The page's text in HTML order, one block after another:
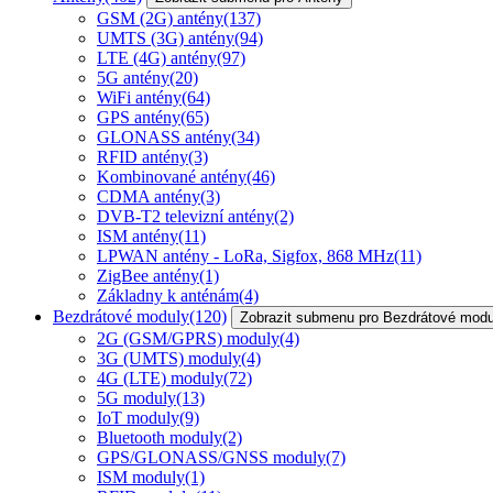
GSM (2G) antény(137)
UMTS (3G) antény(94)
LTE (4G) antény(97)
5G antény(20)
WiFi antény(64)
GPS antény(65)
GLONASS antény(34)
RFID antény(3)
Kombinované antény(46)
CDMA antény(3)
DVB-T2 televizní antény(2)
ISM antény(11)
LPWAN antény - LoRa, Sigfox, 868 MHz(11)
ZigBee antény(1)
Základny k anténám(4)
Bezdrátové moduly(120) Zobrazit submenu pro Bezdrátové
2G (GSM/GPRS) moduly(4)
3G (UMTS) moduly(4)
4G (LTE) moduly(72)
5G moduly(13)
IoT moduly(9)
Bluetooth moduly(2)
GPS/GLONASS/GNSS moduly(7)
ISM moduly(1)